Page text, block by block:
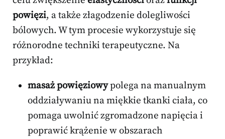
powięzi, a także złagodzenie dolegliwości
bólowych. W tym procesie wykorzystuje się
różnorodne techniki terapeutyczne. Na
przykład:
masaż powięziowypolega na manualnym
oddziaływaniu na miękkie tkanki ciała, co
pomaga uwolnić zgromadzone napięcia i
poprawić krążenie w obszarach